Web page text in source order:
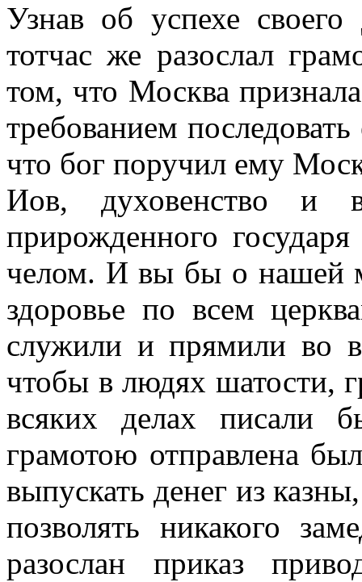
Узнав об успехе
тотчас же разослал
том, что Москва
требованием
что бог поручил ему
Иов, духовенство и
прирожденного
челом. И вы бы о нашей
здоровье по всем
служили и прямили во
чтобы в людях шатости,
всяких делах писали
грамотою отправлена
выпускать денег из
позволять никакого
разослан приказ